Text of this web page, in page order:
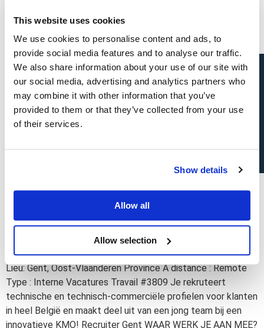
This website uses cookies
We use cookies to personalise content and ads, to
provide social media features and to analyse our traffic.
We also share information about your use of our site with
our social media, advertising and analytics partners who
may combine it with other information that you’ve
provided to them or that they’ve collected from your use
of their services.
Show details
Allow all
Allow selection
Travail #4199 In deze commerciële rol bouw je nieuwe
binnen industriële automatisering en E&I-projecten.
Accountmanager/ Business Developer Vlaanderen:
Antwerpen, Brabant, Limburg, Oost-Vlaanderen WAAR WERK
JE AAN MEE? Je ondersteunt de groei van Imtech door
duurzame relaties en nieuwe technische projecten te
realiseren. Concreet omvat jouw job als […]
Lieu: Anderlecht, Brussels-Capital Region Type : Direct Hire
Lieu: Gent, Oost-Vlaanderen Province À distance : Remote
Type : Interne Vacatures Travail #3809 Je rekruteert
technische en technisch-commerciële profielen voor klanten
in heel België en maakt deel uit van een jong team bij een
innovatieve KMO! Recruiter Gent WAAR WERK JE AAN MEE?